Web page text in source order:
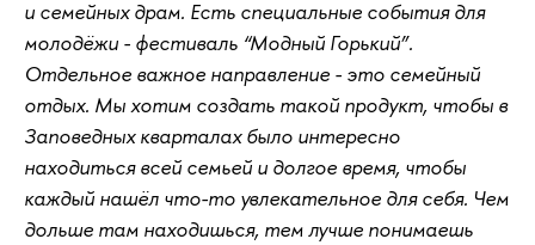
и семейных драм. Есть специальные события для
молодёжи - фестиваль “Модный Горький”.
Отдельное важное направление - это семейный
отдых. Мы хотим создать такой продукт, чтобы в
Заповедных кварталах было интересно
находиться всей семьей и долгое время, чтобы
каждый нашёл что-то увлекательное для себя. Чем
дольше там находишься, тем лучше понимаешь